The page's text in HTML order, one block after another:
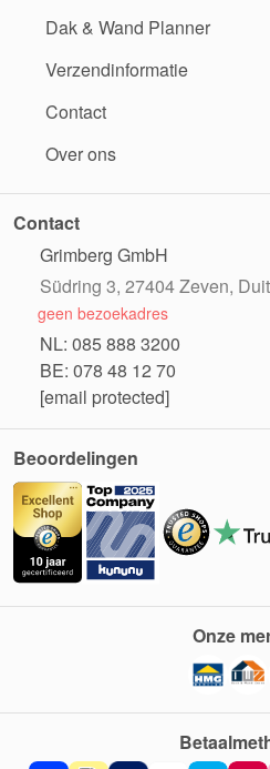
Dak & Wand Planner
Verzendinformatie
Contact
Over ons
Contact
Grimberg GmbH
Südring 3, 27404 Zeven,
geen bezoekadres
NL: 085 888 3200
BE: 078 48 12 70
[email protected]
Beoordelingen
Onze